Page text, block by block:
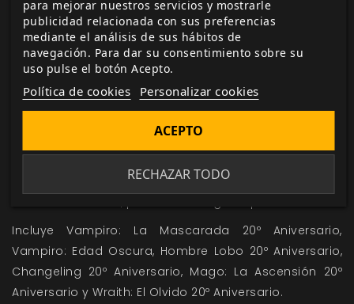
Otra Cara de la Moneda (M20), Lost Boys (V20), Ocho
Minutos de Quietud (M20), Nuevo Miembro de
Waukegan (V20) y OPA Hostil (H20).
También disponibles los Básicos 20º
Aniversario
Si buscas una puerta de entrada al universo de
Mundo de Tinieblas, elBundle Básicos 20º Aniversario
reúne los manuales fundamentales en formato
Incluye Vampiro: La Mascarada 20º Aniversario,
Vampiro: Edad Oscura, Hombre Lobo 20º Aniversario,
Changeling 20º Aniversario, Mago: La Ascensión 20º
Aniversario y Wraith: El Olvido 20º Aniversario.
para mejorar nuestros servicios y mostrarle
publicidad relacionada con sus preferencias
mediante el análisis de sus hábitos de
navegación. Para dar su consentimiento sobre su
uso pulse el botón Acepto.
Política de cookies Personalizar cookies
RECHAZAR TODO
ACEPTO